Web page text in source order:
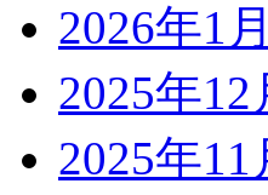
2026年1
2025年12
2025年11